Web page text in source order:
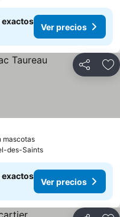
exactos
Ver precios
Compartir
mascotas
des-Saints
exactos
Ver precios